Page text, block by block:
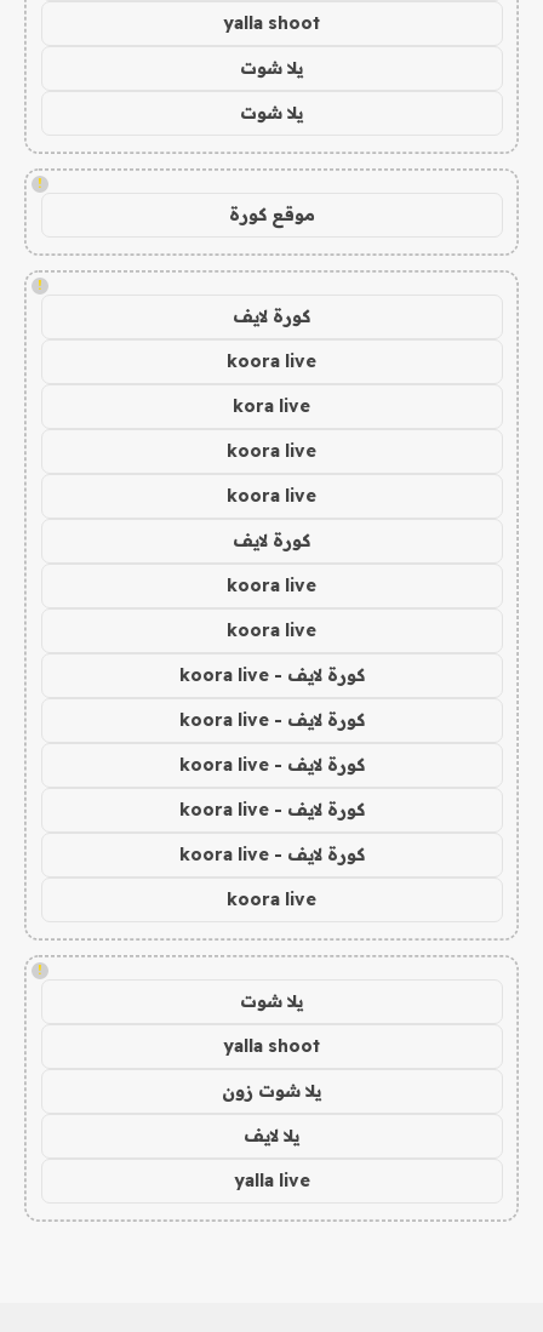
yalla shoot
يلا شوت
يلا شوت
!
موقع كورة
!
كورة لايف
koora live
kora live
koora live
koora live
كورة لايف
koora live
koora live
كورة لايف - koora live
كورة لايف - koora live
كورة لايف - koora live
كورة لايف - koora live
كورة لايف - koora live
koora live
!
يلا شوت
yalla shoot
يلا شوت زون
يلا لايف
yalla live